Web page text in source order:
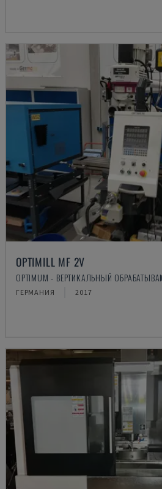
OPTIMILL MF 2V
OPTIMUM - ВЕРТИКАЛЬНЫЙ
ГЕРМАНИЯ 2017